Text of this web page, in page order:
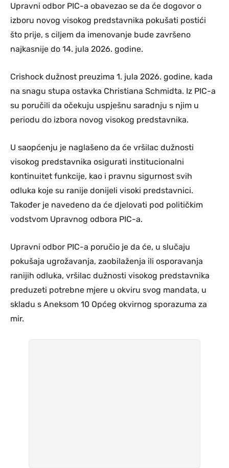
Upravni odbor PIC-a obavezao se da će dogovor o
izboru novog visokog predstavnika pokušati postići
što prije, s ciljem da imenovanje bude završeno
najkasnije do 14. jula 2026. godine.
Crishock dužnost preuzima 1. jula 2026. godine, kada
na snagu stupa ostavka Christiana Schmidta. Iz PIC-a
su poručili da očekuju uspješnu saradnju s njim u
periodu do izbora novog visokog predstavnika.
U saopćenju je naglašeno da će vršilac dužnosti
visokog predstavnika osigurati institucionalni
kontinuitet funkcije, kao i pravnu sigurnost svih
odluka koje su ranije donijeli visoki predstavnici.
Također je navedeno da će djelovati pod političkim
vodstvom Upravnog odbora PIC-a.
Upravni odbor PIC-a poručio je da će, u slučaju
pokušaja ugrožavanja, zaobilaženja ili osporavanja
ranijih odluka, vršilac dužnosti visokog predstavnika
preduzeti potrebne mjere u okviru svog mandata, u
skladu s Aneksom 10 Općeg okvirnog sporazuma za
mir.